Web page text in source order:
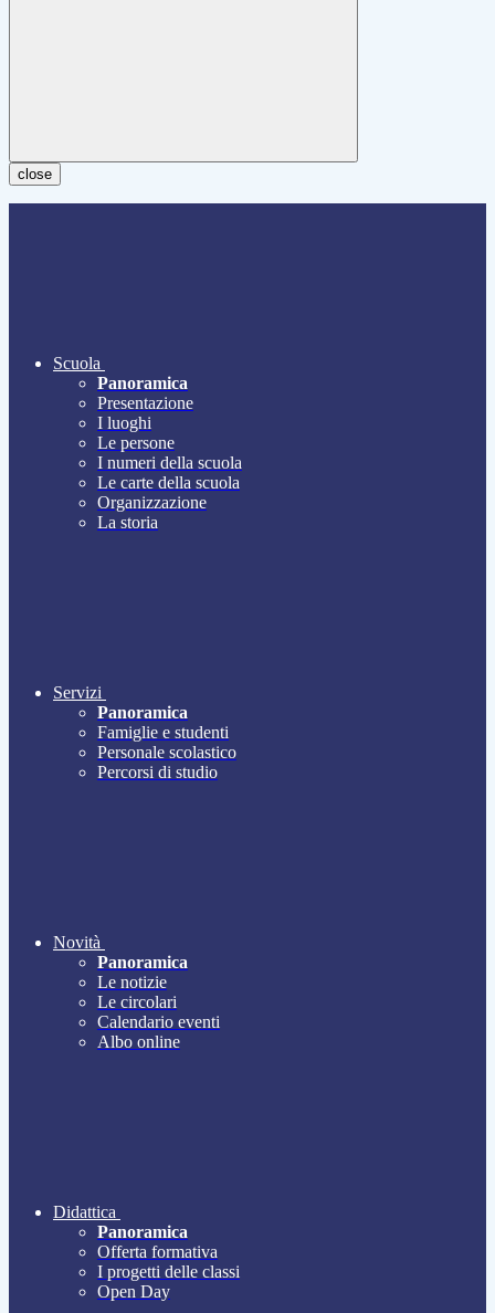
close
Scuola
Panoramica
Presentazione
I luoghi
Le persone
I numeri della scuola
Le carte della scuola
Organizzazione
La storia
Servizi
Panoramica
Famiglie e studenti
Personale scolastico
Percorsi di studio
Novità
Panoramica
Le notizie
Le circolari
Calendario eventi
Albo online
Didattica
Panoramica
Offerta formativa
I progetti delle classi
Open Day